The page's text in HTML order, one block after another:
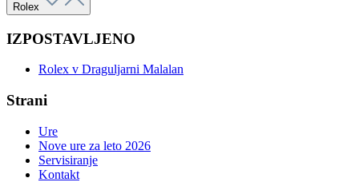
Rolex
IZPOSTAVLJENO
Rolex v Draguljarni Malalan
Strani
Ure
Nove ure za leto 2026
Servisiranje
Kontakt